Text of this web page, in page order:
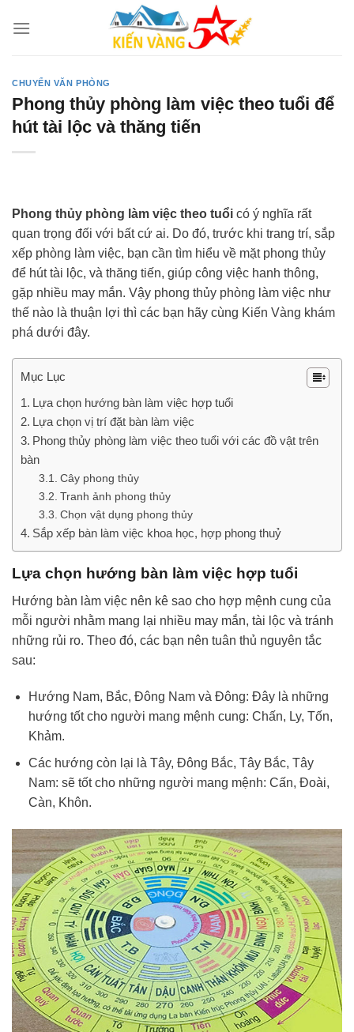
CHUYỂN VĂN PHÒNG
Phong thủy phòng làm việc theo tuổi để
hút tài lộc và thăng tiến
Phong thủy phòng làm việc theo tuổi có ý nghĩa rất
quan trọng đối với bất cứ ai. Do đó, trước khi trang trí, sắp
xếp phòng làm việc, bạn cần tìm hiểu về mặt phong thủy
để hút tài lộc, và thăng tiến, giúp công việc hanh thông,
gặp nhiều may mắn. Vậy phong thủy phòng làm việc như
thế nào là thuận lợi thì các bạn hãy cùng Kiến Vàng khám
phá dưới đây.
Mục Lục
Lựa chọn hướng bàn làm việc hợp tuổi
Lựa chọn vị trí đặt bàn làm việc
Phong thủy phòng làm việc theo tuổi với các đồ vật trên
bàn
Cây phong thủy
Tranh ảnh phong thủy
Chọn vật dụng phong thủy
Sắp xếp bàn làm việc khoa học, hợp phong thuỷ
Lựa chọn hướng bàn làm việc hợp tuổi
Hướng bàn làm việc nên kê sao cho hợp mệnh cung của
mỗi người nhằm mang lại nhiều may mắn, tài lộc và tránh
những rủi ro. Theo đó, các bạn nên tuân thủ nguyên tắc
sau:
Hướng Nam, Bắc, Đông Nam và Đông: Đây là những
hướng tốt cho người mang mệnh cung: Chấn, Ly, Tốn,
Khảm.
Các hướng còn lại là Tây, Đông Bắc, Tây Bắc, Tây
Nam: sẽ tốt cho những người mang mệnh: Cấn, Đoài,
Càn, Khôn.